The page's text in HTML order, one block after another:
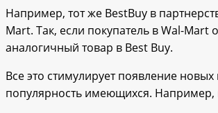
Например, тот же BestBuy в
Mart. Так, если покупатель в Wal-
аналогичный товар в Best Buy.
Все это стимулирует появление
популярность имеющихся. Например,